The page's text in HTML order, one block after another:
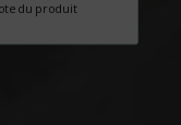
du produit